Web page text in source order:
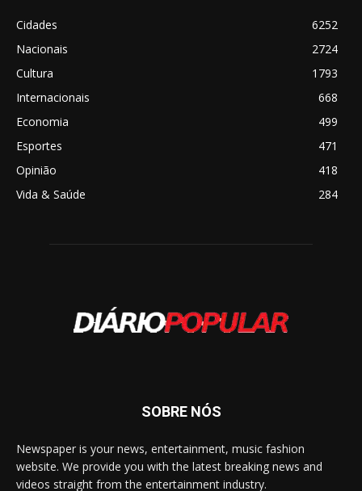
Cidades
6252
Nacionais
2724
Cultura
1793
Internacionais
668
Economia
499
Esportes
471
Opinião
418
Vida & Saúde
284
SOBRE NÓS
Newspaper is your news, entertainment, music fashion
website. We provide you with the latest breaking news and
videos straight from the entertainment industry.